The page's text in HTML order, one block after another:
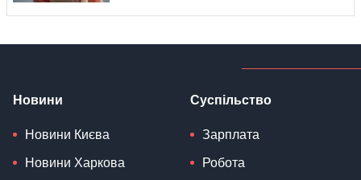
Новини
Новини Києва
Новини Харкова
Суспільство
Зарплата
Робота